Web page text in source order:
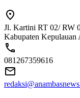
Jl. Kartini RT 02/ RW
Kabupaten Kepulauan
081267359616